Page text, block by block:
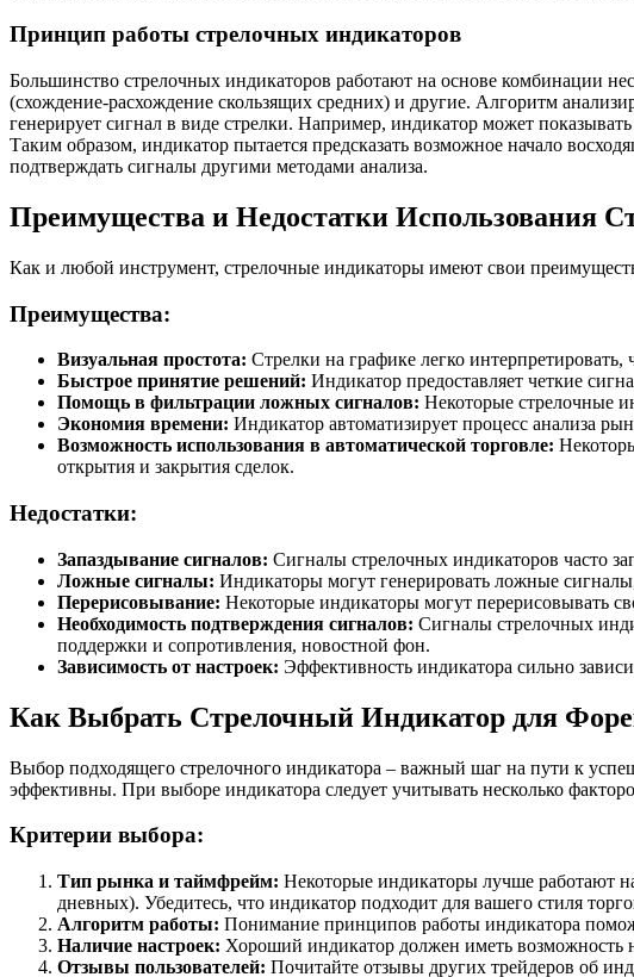
Принцип работы стрелочных индикаторов
Большинство стрелочных индикаторов работают на основе комбинации
(схождение-расхождение скользящих средних) и другие. Алгоритм
генерирует сигнал в виде стрелки. Например, индикатор может
Таким образом, индикатор пытается предсказать возможное начало
подтверждать сигналы другими методами анализа.
Преимущества и Недостатки Использования
Как и любой инструмент, стрелочные индикаторы имеют свои
Преимущества:
Визуальная простота: Стрелки на графике легко
Быстрое принятие решений: Индикатор предоставляет четкие
Помощь в фильтрации ложных сигналов: Некоторые стрелочные
Экономия времени: Индикатор автоматизирует процесс анализа
Возможность использования в автоматической торговле:
открытия и закрытия сделок.
Недостатки:
Запаздывание сигналов: Сигналы стрелочных индикаторов часто
Ложные сигналы: Индикаторы могут генерировать ложные
Перерисовывание: Некоторые индикаторы могут перерисовывать
Необходимость подтверждения сигналов: Сигналы стрелочных
поддержки и сопротивления, новостной фон.
Зависимость от настроек: Эффективность индикатора сильно
Как Выбрать Стрелочный Индикатор для
Выбор подходящего стрелочного индикатора – важный шаг на пути к
эффективны. При выборе индикатора следует учитывать несколько
Критерии выбора:
Тип рынка и таймфрейм: Некоторые индикаторы лучше работают
дневных). Убедитесь, что индикатор подходит для вашего стиля
Алгоритм работы: Понимание принципов работы индикатора
Наличие настроек: Хороший индикатор должен иметь возможность
Отзывы пользователей: Почитайте отзывы других трейдеров об